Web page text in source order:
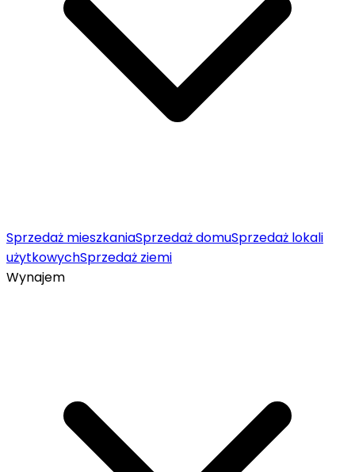
Sprzedaż mieszkaniaSprzedaż domuSprzedaż lokali
użytkowychSprzedaż ziemi
Wynajem